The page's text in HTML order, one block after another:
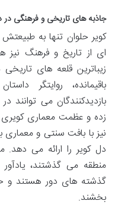
جاذبه های تاریخی و فرهنگی در
کویر حلوان تنها به
ای از تاریخ و فرهنگ
زیباترین قلعه های
باقیمانده، روایتگر
بازدیدکنندگان می توانند
زده و عظمت معماری
نیز با بافت سنتی و
دل کویر را ارائه می دهد.
منطقه می گذشتند،
گذشته های دور هستند
بخشند.